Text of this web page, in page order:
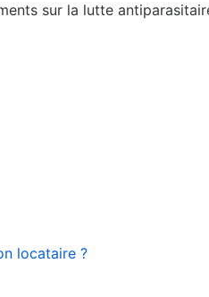
sur la lutte
locataire ?